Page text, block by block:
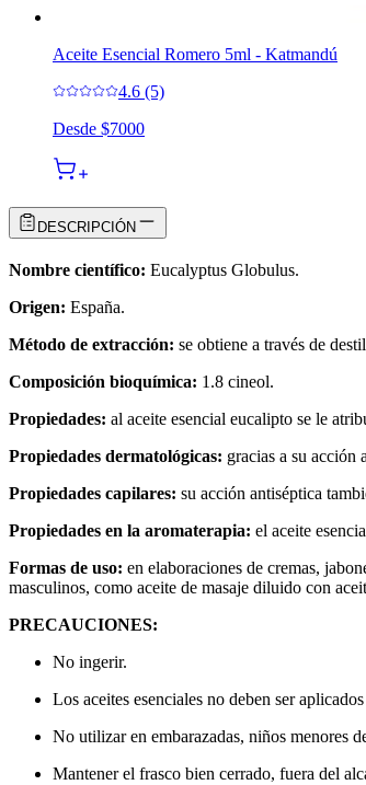
Aceite Esencial Romero 5ml - Katmandú
4.6 (5)
Desde $7000
DESCRIPCIÓN
Nombre científico: Eucalyptus Globulus.
Origen: España.
Método de extracción: se obtiene a través de
Composición bioquímica: 1.8 cineol.
Propiedades: al aceite esencial eucalipto se le
Propiedades dermatológicas: gracias a su acción
Propiedades capilares: su acción antiséptica
Propiedades en la aromaterapia: el aceite
Formas de uso: en elaboraciones de cremas,
masculinos, como aceite de masaje diluido con
PRECAUCIONES:
No ingerir.
Los aceites esenciales no deben ser
No utilizar en embarazadas, niños menores
Mantener el frasco bien cerrado, fuera del